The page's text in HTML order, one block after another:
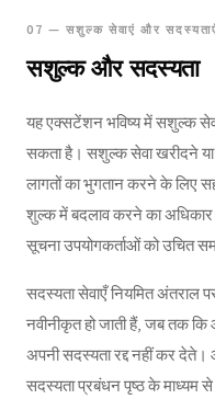
07 — सशुल्क सेवाएं और
सशुल्क और सदस्यता
यह एक्सटेंशन भविष्य में सशुल्क
सकता है। सशुल्क सेवा खरीदने
लागतों का भुगतान करने के लिए
शुल्क में बदलाव करने का अधिकार
सूचना उपयोगकर्ताओं को उचित
सदस्यता सेवाएँ नियमित अंतराल
नवीनीकृत हो जाती हैं, जब तक कि
अपनी सदस्यता रद्द नहीं कर देते।
सदस्यता प्रबंधन पृष्ठ के माध्यम से